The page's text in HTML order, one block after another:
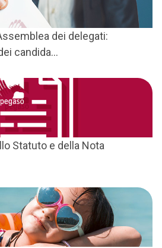
dei delegati:
candida...
Statuto e della Nota